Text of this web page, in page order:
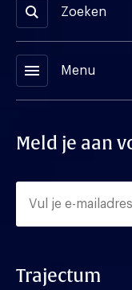
Zoeken
menu Menu
Meld je aan
Trajectum